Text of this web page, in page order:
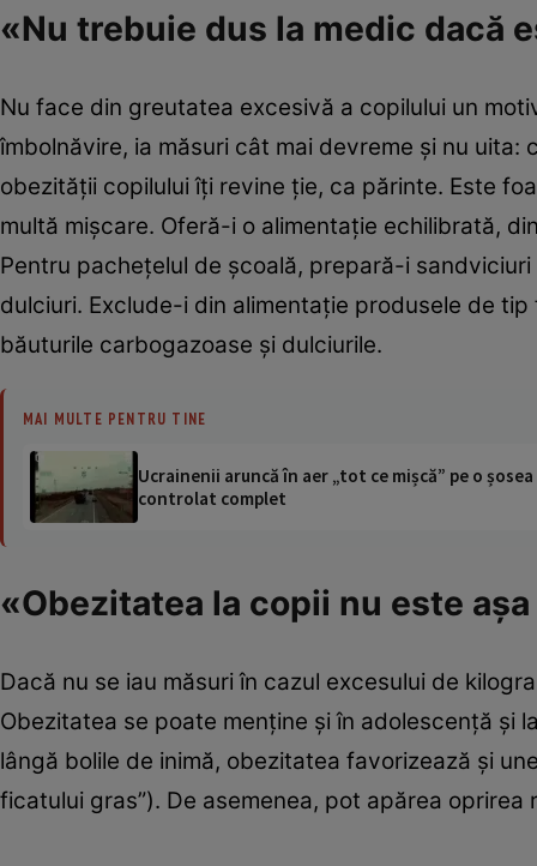
«Nu trebuie dus la medic dacă
Nu face din greutatea excesivă a copilului un
îmbolnăvire, ia măsuri cât mai devreme şi nu
obezităţii copilului îţi revine ţie, ca părinte. Este
multă mişcare. Oferă-i o alimentaţie echilibrată,
Pentru pacheţelul de şcoală, prepară-i
dulciuri. Exclude-i din alimentaţie produsele de
băuturile carbogazoase şi dulciurile.
MAI MULTE PENTRU TINE
Ucrainenii aruncă în aer „tot ce mișcă” pe o
controlat complet
«Obezitatea la copii nu este
Dacă nu se iau măsuri în cazul excesului de
Obezitatea se poate menţine şi în adolescenţă şi
lângă bolile de inimă, obezitatea favorizează şi
ficatului gras”). De asemenea, pot apărea